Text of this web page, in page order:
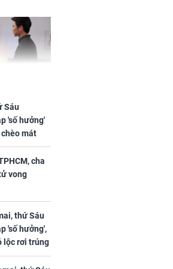
đi xem
vừa thấy
mai mối thì
hình’
Sáu
'số hưởng'
mát
như nước',
cha
vong
thứ Sáu
'số hưởng',
lộc rơi trúng
họa vừa có